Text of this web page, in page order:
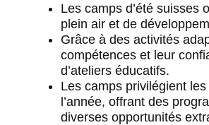
Les camps d’été suisses
plein air et de
Grâce à des activités
compétences et leur
d’ateliers éducatifs.
Les camps privilégient
l’année, offrant des
diverses opportunités